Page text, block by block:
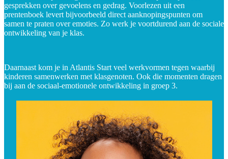
gesprekken over gevoelens en gedrag. Voorlezen uit een
prentenboek levert bijvoorbeeld direct aanknopingspunten om
samen te praten over emoties. Zo werk je voortdurend aan de sociale
ontwikkeling van je klas.
Daarnaast kom je in Atlantis Start veel werkvormen tegen waarbij
kinderen samenwerken met klasgenoten. Ook die momenten dragen
bij aan de sociaal-emotionele ontwikkeling in groep 3.